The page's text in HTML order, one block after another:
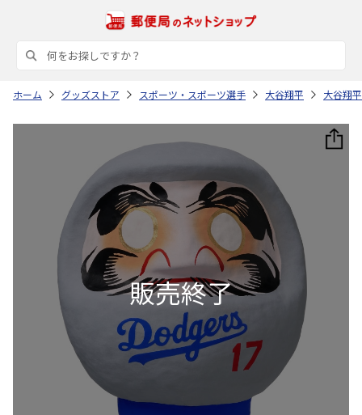
ホーム グッズストア スポーツ・スポーツ選手 大谷翔平 大谷翔